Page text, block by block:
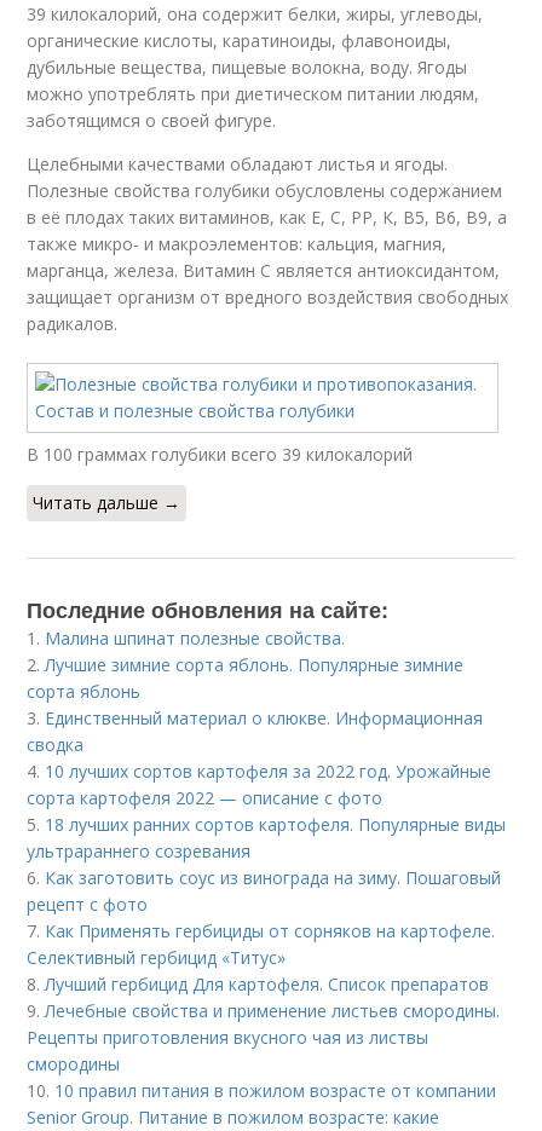
39 килокалорий, она содержит белки, жиры, углеводы,
органические кислоты, каратиноиды, флавоноиды,
дубильные вещества, пищевые волокна, воду. Ягоды
можно употреблять при диетическом питании людям,
заботящимся о своей фигуре.
Целебными качествами обладают листья и ягоды.
Полезные свойства голубики обусловлены содержанием
в её плодах таких витаминов, как Е, С, РР, К, В5, В6, В9, а
также микро- и макроэлементов: кальция, магния,
марганца, железа. Витамин С является антиоксидантом,
защищает организм от вредного воздействия свободных
радикалов.
В 100 граммах голубики всего 39 килокалорий
Читать дальше →
Последние обновления на сайте:
1. Малина шпинат полезные свойства.
2.Лучшие зимние сорта яблонь. Популярные зимние
сорта яблонь
3. Единственный материал о клюкве. Информационная
сводка
4. 10 лучших сортов картофеля за 2022 год. Урожайные
сорта картофеля 2022 — описание с фото
5. 18 лучших ранних сортов картофеля. Популярные виды
ультрараннего созревания
6. Как заготовить соус из винограда на зиму. Пошаговый
рецепт с фото
7. Как Применять гербициды от сорняков на картофеле.
Селективный гербицид «Титус»
8.Лучший гербицид Для картофеля. Список препаратов
9.Лечебные свойства и применение листьев смородины.
Рецепты приготовления вкусного чая из листвы
смородины
10. 10 правил питания в пожилом возрасте от компании
Senior Group. Питание в пожилом возрасте: какие